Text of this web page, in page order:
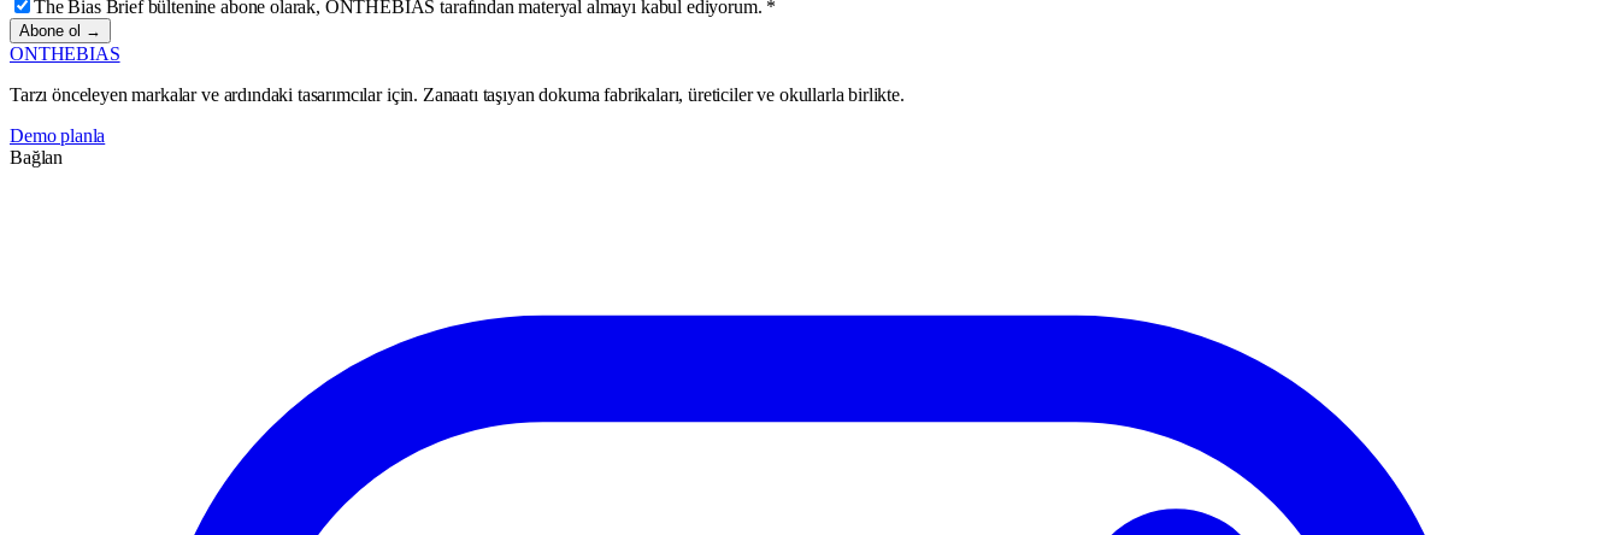
The Bias Brief bültenine abone olarak, ONTHEBIAS tarafından materyal almayı kabul ediyorum. *
Abone ol →
ONTHEBIAS
Tarzı önceleyen markalar ve ardındaki tasarımcılar için. Zanaatı taşıyan dokuma fabrikaları, üreticiler ve okullarla birlikte.
Demo planla
Bağlan